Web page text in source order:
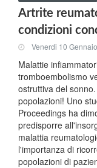
Artrite
condizioni
Venerdi 10
Malattie
tromboembolismo
ostruttiva del
popolazioni! Uno
Proceedings ha
predisporre
malattia
l'importanza di
popolazioni di